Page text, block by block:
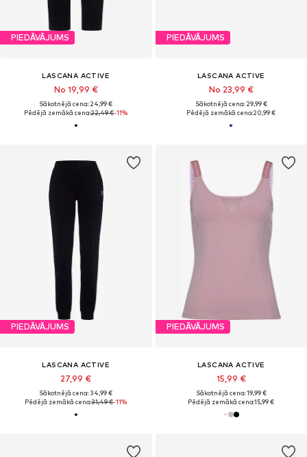
PIEDĀVĀJUMS
LASCANA ACTIVE
No 19,99 €
Sākotnējā cena: 24,99 €
Pēdējā zemākā cena:22,49 €-11%
PIEDĀVĀJUMS
LASCANA ACTIVE
No 23,99 €
Sākotnējā cena: 29,99 €
Pēdējā zemākā cena:20,99 €
PIEDĀVĀJUMS
LASCANA ACTIVE
27,99 €
Sākotnējā cena: 34,99 €
Pēdējā zemākā cena:31,49 €-11%
PIEDĀVĀJUMS
LASCANA ACTIVE
15,99 €
Sākotnējā cena: 19,99 €
Pēdējā zemākā cena:15,99 €